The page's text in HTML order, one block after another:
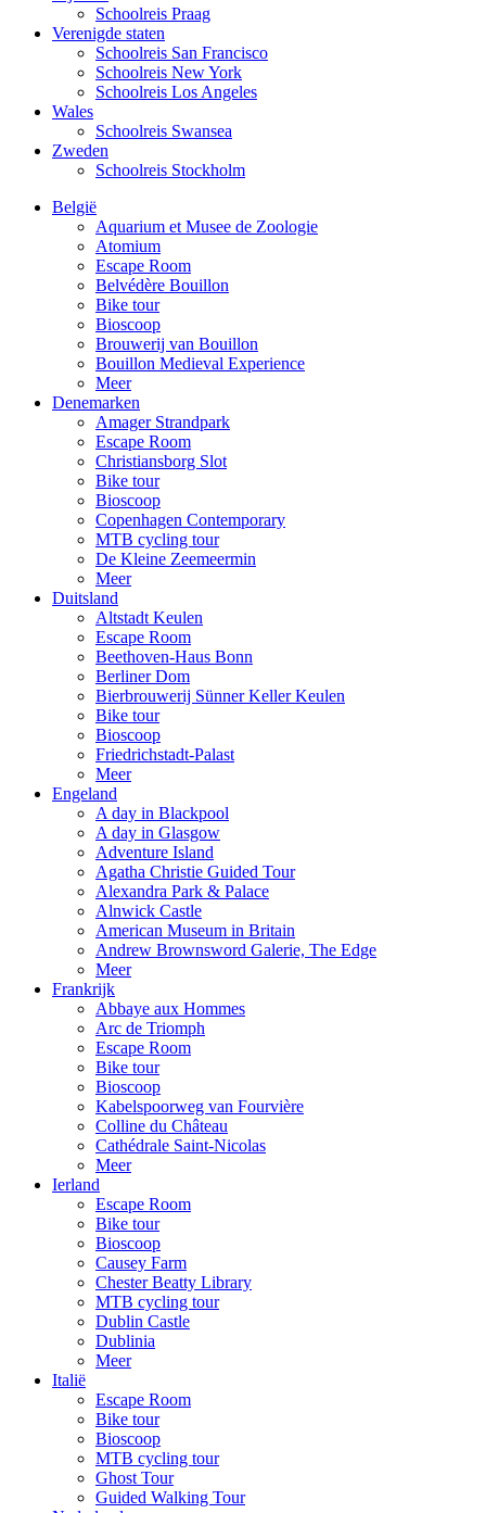
Schoolreis Praag
Verenigde staten
Schoolreis San Francisco
Schoolreis New York
Schoolreis Los Angeles
Wales
Schoolreis Swansea
Zweden
Schoolreis Stockholm
België
Aquarium et Musee de Zoologie
Atomium
Escape Room
Belvédère Bouillon
Bike tour
Bioscoop
Brouwerij van Bouillon
Bouillon Medieval Experience
Meer
Denemarken
Amager Strandpark
Escape Room
Christiansborg Slot
Bike tour
Bioscoop
Copenhagen Contemporary
MTB cycling tour
De Kleine Zeemeermin
Meer
Duitsland
Altstadt Keulen
Escape Room
Beethoven-Haus Bonn
Berliner Dom
Bierbrouwerij Sünner Keller Keulen
Bike tour
Bioscoop
Friedrichstadt-Palast
Meer
Engeland
A day in Blackpool
A day in Glasgow
Adventure Island
Agatha Christie Guided Tour
Alexandra Park & Palace
Alnwick Castle
American Museum in Britain
Andrew Brownsword Galerie, The Edge
Meer
Frankrijk
Abbaye aux Hommes
Arc de Triomph
Escape Room
Bike tour
Bioscoop
Kabelspoorweg van Fourvière
Colline du Château
Cathédrale Saint-Nicolas
Meer
Ierland
Escape Room
Bike tour
Bioscoop
Causey Farm
Chester Beatty Library
MTB cycling tour
Dublin Castle
Dublinia
Meer
Italië
Escape Room
Bike tour
Bioscoop
MTB cycling tour
Ghost Tour
Guided Walking Tour